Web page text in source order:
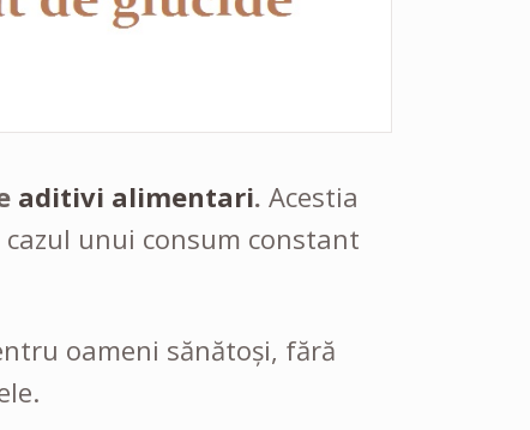
aditivi alimentari. Acestia
unui consum constant
oameni sănătoși, fără